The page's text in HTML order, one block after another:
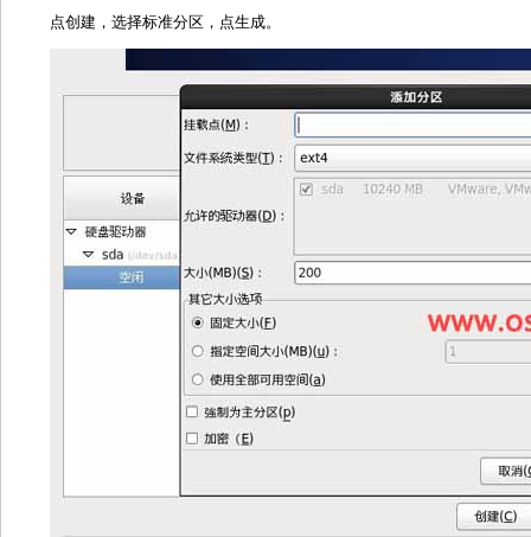
点创建，选择标准分区，点生成。